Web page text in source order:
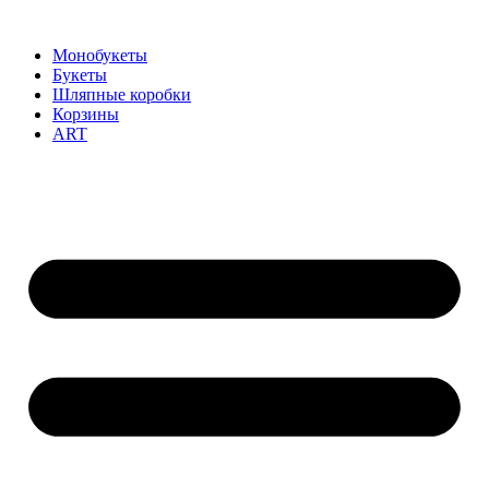
Монобукеты
Букеты
Шляпные коробки
Корзины
ART